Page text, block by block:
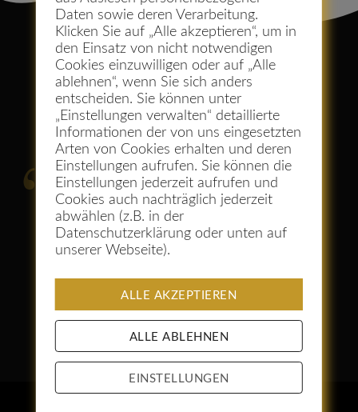
Neue Wege wagen!
Wer immer nur das tut, was er
schon kann, wird auch immer
das bleiben, was er schon
Daten sowie deren Verarbeitung.
Klicken Sie auf „Alle akzeptieren“, um in
den Einsatz von nicht notwendigen
Cookies einzuwilligen oder auf „Alle
ablehnen“, wenn Sie sich anders
entscheiden. Sie können unter
„Einstellungen verwalten“ detaillierte
Informationen der von uns eingesetzten
Arten von Cookies erhalten und deren
Einstellungen aufrufen. Sie können die
Einstellungen jederzeit aufrufen und
Cookies auch nachträglich jederzeit
abwählen (z.B. in der
Datenschutzerklärung oder unten auf
unserer Webseite).
ALLE AKZEPTIEREN
ALLE ABLEHNEN
EINSTELLUNGEN